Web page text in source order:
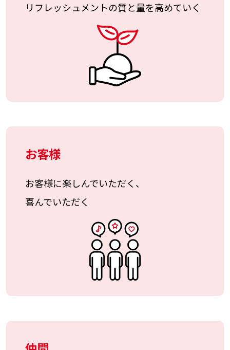
リフレッシュメントの質と量を高めていく
お客様
お客様に楽しんでいただく、
喜んでいただく